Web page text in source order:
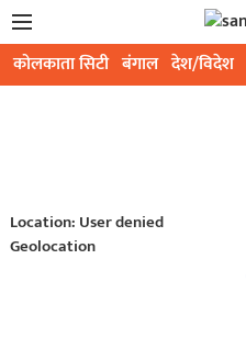
कोलकाता सिटी बंगाल देश/विदेश
Location: User denied
Geolocation